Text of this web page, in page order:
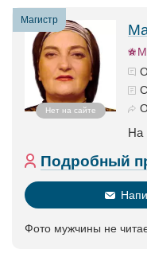
Магистр
Нет на сайте
На
Подробный
Фото мужчины не